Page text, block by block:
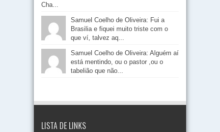
Cha...
Samuel Coelho de Oliveira: Fui a
Brasilia e fiquei muito triste com o
que ví, talvez aq...
Samuel Coelho de Oliveira: Alguém aí
está mentindo, ou o pastor ,ou o
tabelião que não...
LISTA DE LINKS